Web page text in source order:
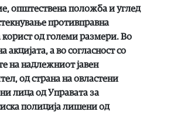
општествена положба и углед
противправна
од големи размери. Во
акцијата, а во согласност со
на надлежниот јавен
од страна на овластени
лица од Управата за
полиција лишени од